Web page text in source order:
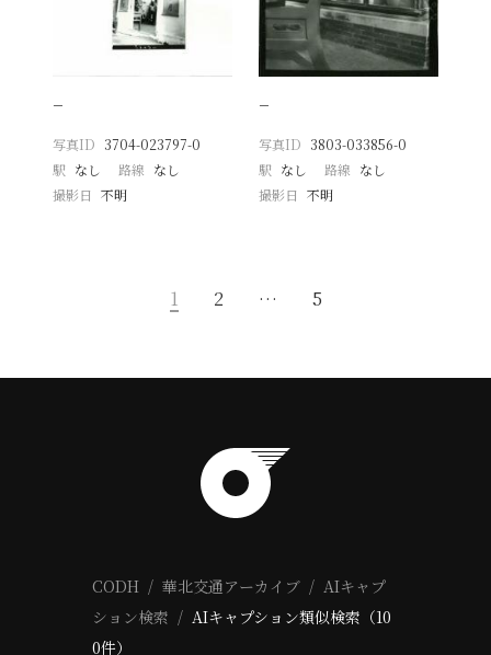
−
写真ID 3704-023797-0
駅 なし 路線 なし
撮影日
不明
−
写真ID 3803-033856-0
駅 なし 路線 なし
撮影日 不明
1 2 … 5
CODH 華北交通アーカイブ
AIキャプ
ション検索
AIキャプション類似検索（10
0件）